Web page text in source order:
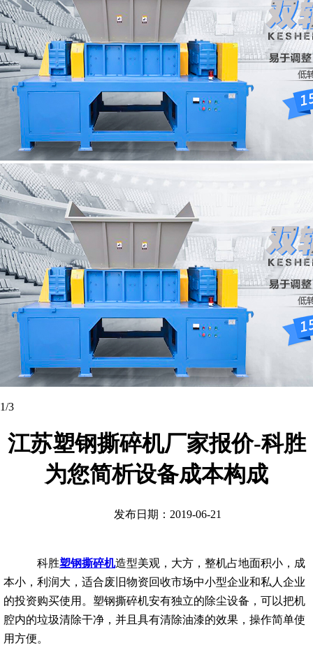
1/3
江苏塑钢撕碎机厂家报价-科胜
为您简析设备成本构成
发布日期：2019-06-21
科胜塑钢撕碎机造型美观，大方，整机占地面积小，成
本小，利润大，适合废旧物资回收市场中小型企业和私人企业
的投资购买使用。塑钢撕碎机安有独立的除尘设备，可以把机
腔内的垃圾清除干净，并且具有清除油漆的效果，操作简单使
用方便。